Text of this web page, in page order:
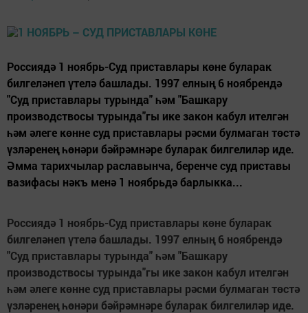
Россиядә 1 ноябрь-Суд приставлары көне буларак
билгеләнеп үтелә башлады. 1997 елның 6 ноябрендә
"Суд приставлары турында" һәм "Башкару
производствосы турында"гы ике закон кабул ителгән
һәм әлеге көнне суд приставлары рәсми булмаган төстә
үзләренең һөнәри бәйрәмнәре буларак билгелиләр иде.
Әмма тарихчылар раславынча, беренче суд приставы
вазифасы нәкъ менә 1 ноябрьдә барлыкка...
Россиядә 1 ноябрь-Суд приставлары көне буларак
билгеләнеп үтелә башлады. 1997 елның 6 ноябрендә
"Суд приставлары турында" һәм "Башкару
производствосы турында"гы ике закон кабул ителгән
һәм әлеге көнне суд приставлары рәсми булмаган төстә
үзләренең һөнәри бәйрәмнәре буларак билгелиләр иде.